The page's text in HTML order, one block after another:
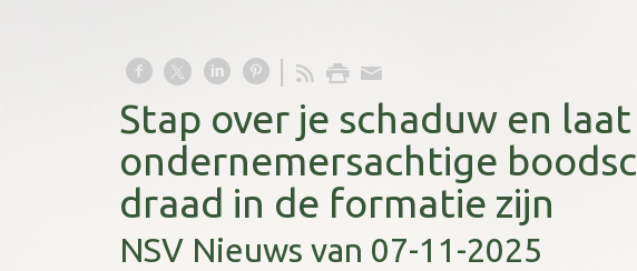
Stap over je schaduw en
ondernemersachtige
draad in de formatie zijn
NSV Nieuws van 07-11-2025